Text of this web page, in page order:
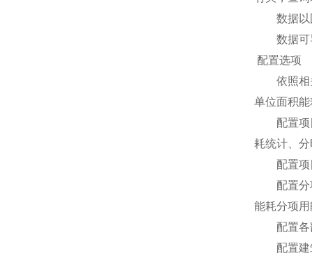
数据以图
数据可
配置选项
依照相关
单位面积
配置项目
耗统计、
配置项目
配置分项
能耗分项
配置各部
配置建筑